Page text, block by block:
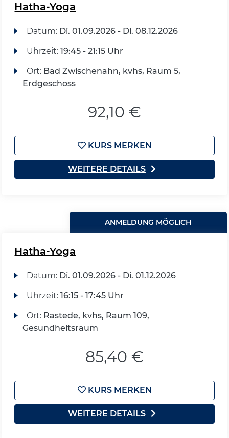
Hatha-Yoga
Datum: Di. 01.09.2026 - Di. 08.12.2026
Uhrzeit: 19:45 - 21:15 Uhr
Ort: Bad Zwischenahn, kvhs, Raum 5,
Erdgeschoss
92,10 €
KURS MERKEN
WEITERE DETAILS
ANMELDUNG MÖGLICH
Hatha-Yoga
Datum: Di. 01.09.2026 - Di. 01.12.2026
Uhrzeit: 16:15 - 17:45 Uhr
Ort: Rastede, kvhs, Raum 109,
Gesundheitsraum
85,40 €
KURS MERKEN
WEITERE DETAILS